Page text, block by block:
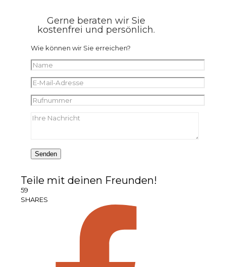
Gerne beraten wir Sie
kostenfrei und persönlich.
Wie können wir Sie erreichen?
Teile mit deinen Freunden!
59
SHARES